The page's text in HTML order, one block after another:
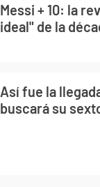
Messi + 10: la
ideal" de la
Así fue la
buscará su